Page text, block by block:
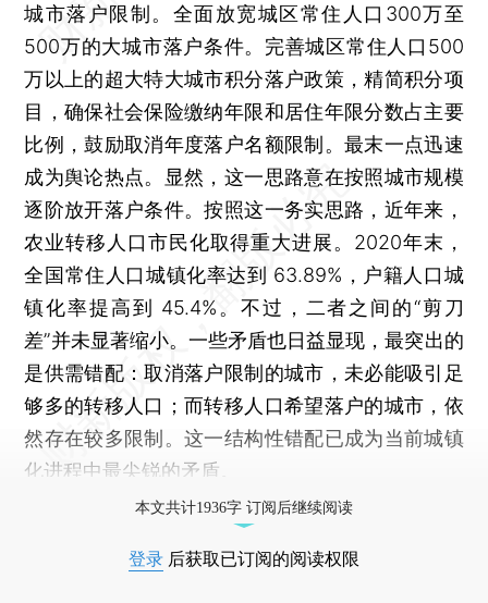
城市落户限制。全面放宽城区常住人口300万至
500万的大城市落户条件。完善城区常住人口500
万以上的超大特大城市积分落户政策，精简积分项
目，确保社会保险缴纳年限和居住年限分数占主要
比例，鼓励取消年度落户名额限制。最末一点迅速
成为舆论热点。显然，这一思路意在按照城市规模
逐阶放开落户条件。按照这一务实思路，近年来，
农业转移人口市民化取得重大进展。2020年末，
全国常住人口城镇化率达到 63.89%，户籍人口城
镇化率提高到 45.4%。不过，二者之间的“剪刀
差”并未显著缩小。一些矛盾也日益显现，最突出的
是供需错配：取消落户限制的城市，未必能吸引足
够多的转移人口；而转移人口希望落户的城市，依
然存在较多限制。这一结构性错配已成为当前城镇
化进程中最尖锐的矛盾。
本文共计1936字 订阅后继续阅读
登录 后获取已订阅的阅读权限